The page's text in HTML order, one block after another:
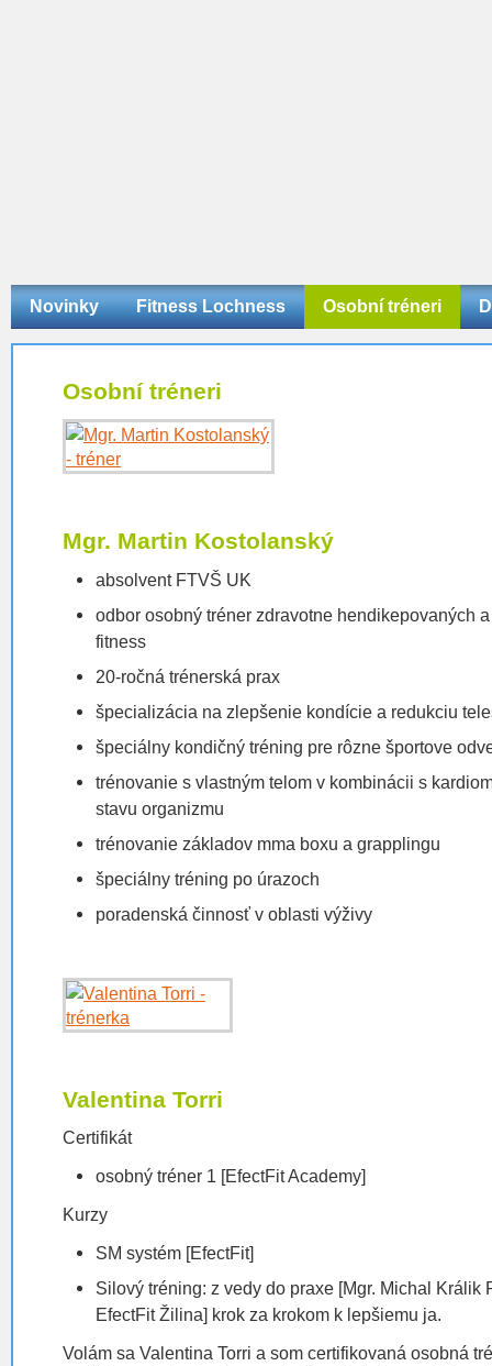
Novinky Fitness Lochness Osobní tréneri
Osobní tréneri
Mgr. Martin Kostolanský
absolvent FTVŠ UK
odbor osobný tréner zdravotne hendikepovaných
fitness
20-ročná trénerská prax
špecializácia na zlepšenie kondície a redukciu
špeciálny kondičný tréning pre rôzne športove
trénovanie s vlastným telom v kombinácii s
stavu organizmu
trénovanie základov mma boxu a grapplingu
špeciálny tréning po úrazoch
poradenská činnosť v oblasti výživy
Valentina Torri
Certifikát
osobný tréner 1 [EfectFit Academy]
Kurzy
SM systém [EfectFit]
Silový tréning: z vedy do praxe [Mgr. Michal Králik
EfectFit Žilina] krok za krokom k lepšiemu ja.
Volám sa Valentina Torri a som certifikovaná osobná